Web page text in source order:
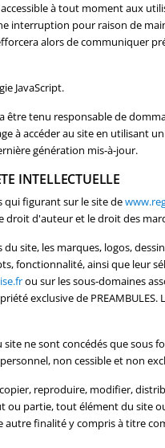
à tout moment aux
interruption pour raison de
alors de communiquer
JavaScript.
tenu responsable de
à accéder au site en utilisant
génération mis-à-jour.
INTELLECTUELLE
qui figurant sur le site de
droit d'auteur et le droit des
du site, les marques, logos,
fonctionnalité, ainsi que leur
ou sur les sous-domaines
exclusive de PREAMBULES.
site ne sont concédés que sous
non cessible et non
copier, reproduire, modifier,
ou partie, tout élément du site
finalité y compris à titre